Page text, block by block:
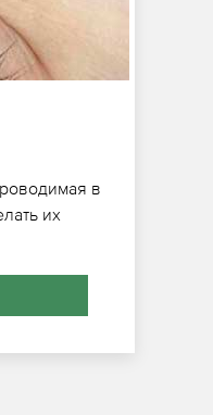
в
их